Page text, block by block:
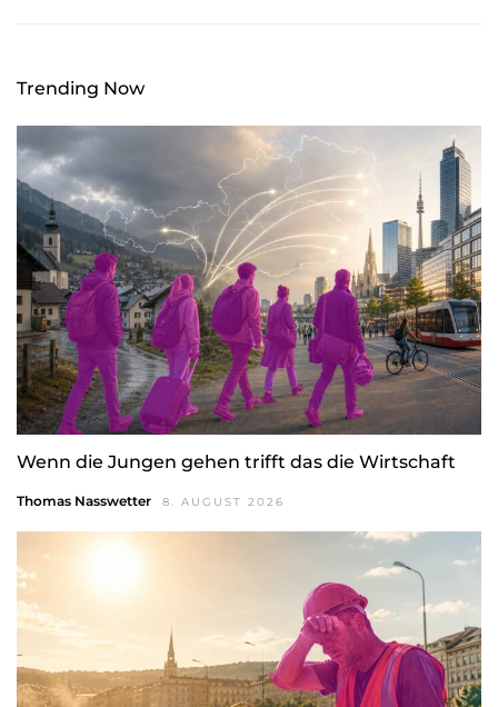
Trending Now
Wenn die Jungen gehen trifft das die Wirtschaft
Thomas Nasswetter 8. AUGUST 2026